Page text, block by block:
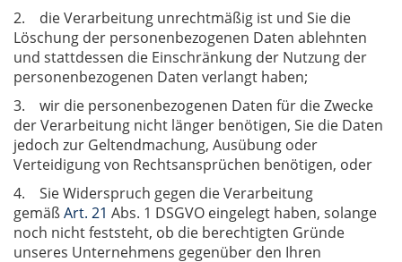
2. die Verarbeitung unrechtmäßig ist und Sie die
Löschung der personenbezogenen Daten ablehnten
und stattdessen die Einschränkung der Nutzung der
personenbezogenen Daten verlangt haben;
3. wir die personenbezogenen Daten für die Zwecke
der Verarbeitung nicht länger benötigen, Sie die Daten
jedoch zur Geltendmachung, Ausübung oder
Verteidigung von Rechtsansprüchen benötigen, oder
4. Sie Widerspruch gegen die Verarbeitung
gemäßArt. 21 Abs. 1 DSGVO eingelegt haben, solange
noch nicht feststeht, ob die berechtigten Gründe
unseres Unternehmens gegenüber den Ihren